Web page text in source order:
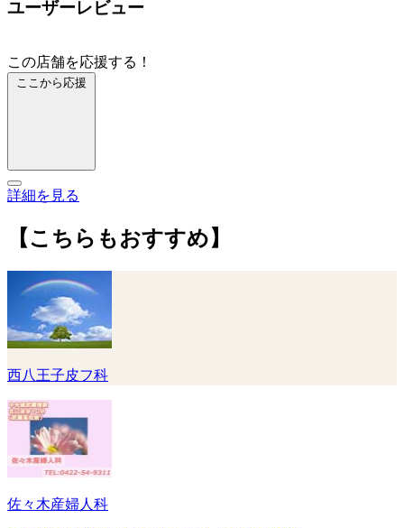
ユーザーレビュー
この店舗を応援する！
ここから応援
詳細を見る
【こちらもおすすめ】
西八王子皮フ科
佐々木産婦人科